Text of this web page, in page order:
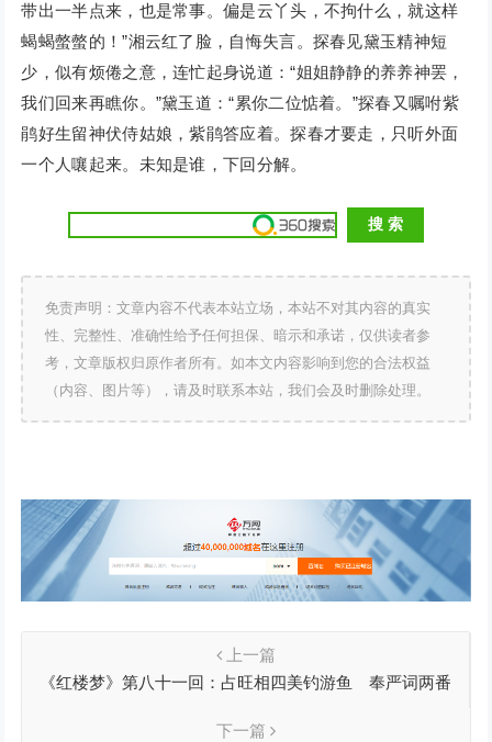
带出一半点来，也是常事。偏是云丫头，不拘什么，就这样
蝎蝎螫螫的！”湘云红了脸，自悔失言。探春见黛玉精神短
少，似有烦倦之意，连忙起身说道：“姐姐静静的养养神罢，
我们回来再瞧你。”黛玉道：“累你二位惦着。”探春又嘱咐紫
鹃好生留神伏侍姑娘，紫鹃答应着。探春才要走，只听外面
一个人嚷起来。未知是谁，下回分解。
免责声明：文章内容不代表本站立场，本站不对其内容的真实
性、完整性、准确性给予任何担保、暗示和承诺，仅供读者参
考，文章版权归原作者所有。如本文内容影响到您的合法权益
（内容、图片等），请及时联系本站，我们会及时删除处理。
上一篇
《红楼梦》第八十一回：占旺相四美钓游鱼 奉严词两番
下一篇